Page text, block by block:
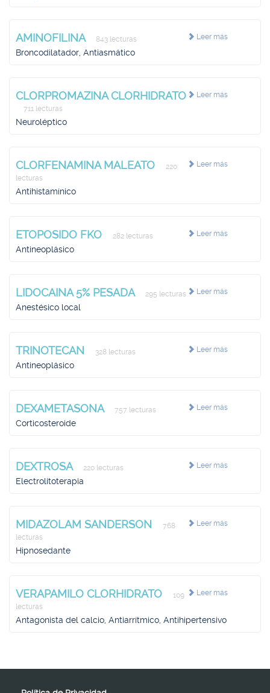
Leer más
AMINOFILINA 843 lecturas
Broncodilatador, Antiasmático
Leer más
CLORPROMAZINA CLORHIDRATO
711 lecturas
Neuroléptico
Leer más
CLORFENAMINA MALEATO
220
lecturas
Antihistamínico
Leer más
ETOPOSIDO FKO 282 lecturas
Antineoplásico
Leer más
LIDOCAINA 5% PESADA 295 lecturas
Anestésico local
Leer más
TRINOTECAN 328 lecturas
Antineoplásico
Leer más
DEXAMETASONA 757 lecturas
Corticosteroide
Leer más
DEXTROSA 220 lecturas
Electrolitoterapia
Leer más
MIDAZOLAM SANDERSON
768
lecturas
Hipnosedante
Leer más
VERAPAMILO CLORHIDRATO
109
lecturas
Antagonista del calcio, Antiarrítmico, Antihipertensivo